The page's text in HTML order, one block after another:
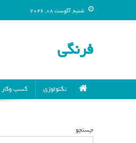
شنبه, آگوست 08, 2026
فرنگی
تکنولوژی کسب وکار
جستجو